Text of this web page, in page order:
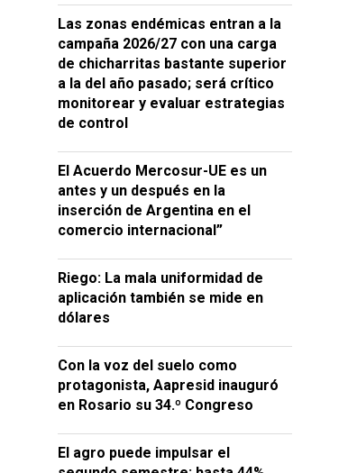
Las zonas endémicas entran a la
campaña 2026/27 con una carga
de chicharritas bastante superior
a la del año pasado; será crítico
monitorear y evaluar estrategias
de control
El Acuerdo Mercosur-UE es un
antes y un después en la
inserción de Argentina en el
comercio internacional”
Riego: La mala uniformidad de
aplicación también se mide en
dólares
Con la voz del suelo como
protagonista, Aapresid inauguró
en Rosario su 34.º Congreso
El agro puede impulsar el